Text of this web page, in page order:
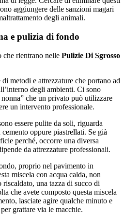
aggiungere delle sanzioni magari
degli animali.
e pulizia di fondo
rientrano nelle Pulizie Di Sgrosso
metodi e attrezzature che portano ad
degli ambienti. Ci sono
che un privato può utilizzare
un intervento professionale.
essere pulite da soli, riguarda
oppure piastrellati. Se già
perché, occorre una diversa
da attrezzature professionali.
proprio nel pavimento in
miscela con acqua calda, non
una tazza di succo di
che avete composto questa miscela
lasciate agire qualche minuto e
grattare via le macchie.